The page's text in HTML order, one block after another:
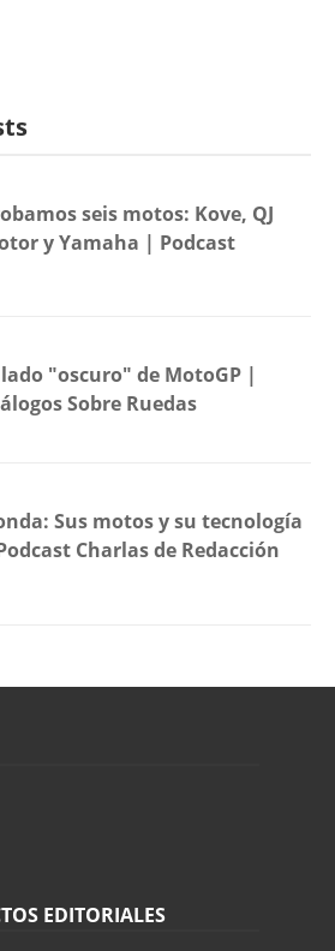
seis motos: Kove, QJ
y Yamaha | Podcast
lado "oscuro" de MotoGP |
Sobre Ruedas
Sus motos y su tecnología
Charlas de Redacción
EDITORIALES